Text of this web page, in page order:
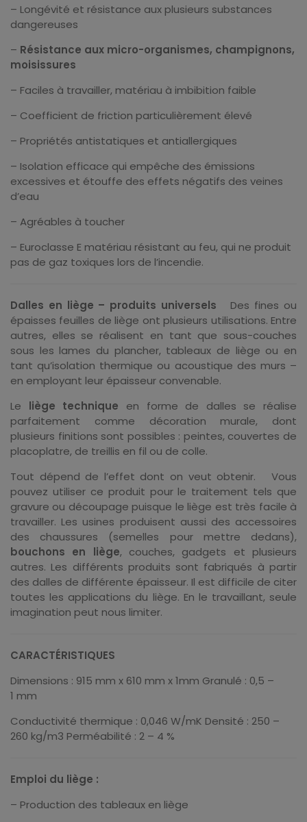
– Longévité et résistance aux plusieurs substances
dangereuses
– Résistance aux micro-organismes, champignons,
moisissures
– Faciles à travailler, matériau à imbibition faible
– Coefficient de friction particulièrement élevé
– Propriétés antistatiques et antiallergiques
– Isolation efficace qui empêche des émissions
excessives et étouffe des effets négatifs des veines
d’eau
– Agréables à toucher
– Euroclasse E matériau résistant au feu, qui ne produit
pas de gaz toxiques lors de l’incendie.
Dalles en liège – produits universels Des fines ou
épaisses feuilles de liège ont plusieurs utilisations. Entre
autres, elles se réalisent en tant que sous-couches
sous les lames du plancher, tableaux de liège ou en
tant qu’isolation thermique ou acoustique des murs –
en employant leur épaisseur convenable.
Le liège technique en forme de dalles se réalise
parfaitement comme décoration murale, dont
plusieurs finitions sont possibles : peintes, couvertes de
placoplatre, de treillis en fil ou de colle.
Tout dépend de l’effet dont on veut obtenir. Vous
pouvez utiliser ce produit pour le traitement tels que
gravure ou découpage puisque le liège est très facile à
travailler. Les usines produisent aussi des accessoires
des chaussures (semelles pour mettre dedans),
bouchons en liège, couches, gadgets et plusieurs
autres. Les différents produits sont fabriqués à partir
des dalles de différente épaisseur. Il est difficile de citer
toutes les applications du liège. En le travaillant, seule
imagination peut nous limiter.
CARACTÉRISTIQUES
Dimensions : 915 mm x 610 mm x 1mm Granulé : 0,5 –
1 mm
Conductivité thermique : 0,046 W/mK Densité : 250 –
260 kg/m3 Perméabilité : 2 – 4 %
Emploi du liège :
– Production des tableaux en liège